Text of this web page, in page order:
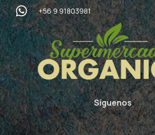
+56 9 91803981
Síguenos